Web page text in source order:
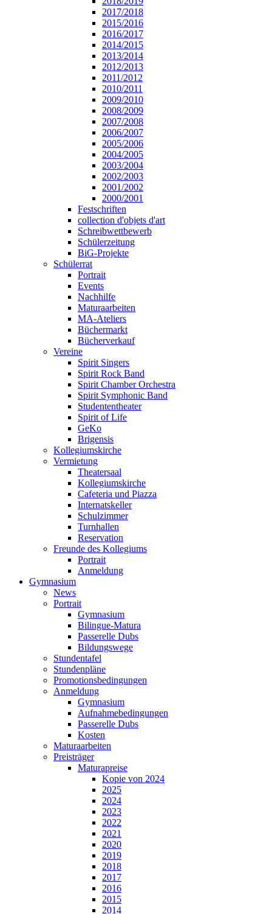
2017/2018
2015/2016
2016/2017
2014/2015
2013/2014
2012/2013
2011/2012
2010/2011
2009/2010
2008/2009
2007/2008
2006/2007
2005/2006
2004/2005
2003/2004
2002/2003
2001/2002
2000/2001
Festschriften
collection d'objets d'art
Schreibwettbewerb
Schülerzeitung
BiG-Projekte
Schülerrat
Portrait
Events
Nachhilfe
Maturaarbeiten
MA-Ateliers
Büchermarkt
Bücherverkauf
Vereine
Spirit Singers
Spirit Rock Band
Spirit Chamber Orchestra
Spirit Symphonic Band
Studententheater
Spirit of Life
GeKo
Brigensis
Kollegiumskirche
Vermietung
Theatersaal
Kollegiumskirche
Cafeteria und Piazza
Internatskeller
Schulzimmer
Turnhallen
Reservation
Freunde des Kollegiums
Portrait
Anmeldung
Gymnasium
News
Portrait
Gymnasium
Bilingue-Matura
Passerelle Dubs
Bildungswege
Stundentafel
Stundenpläne
Promotionsbedingungen
Anmeldung
Gymnasium
Aufnahmebedingungen
Passerelle Dubs
Kosten
Maturaarbeiten
Preisträger
Maturapreise
Kopie von 2024
2025
2024
2023
2022
2021
2020
2019
2018
2017
2016
2015
2014